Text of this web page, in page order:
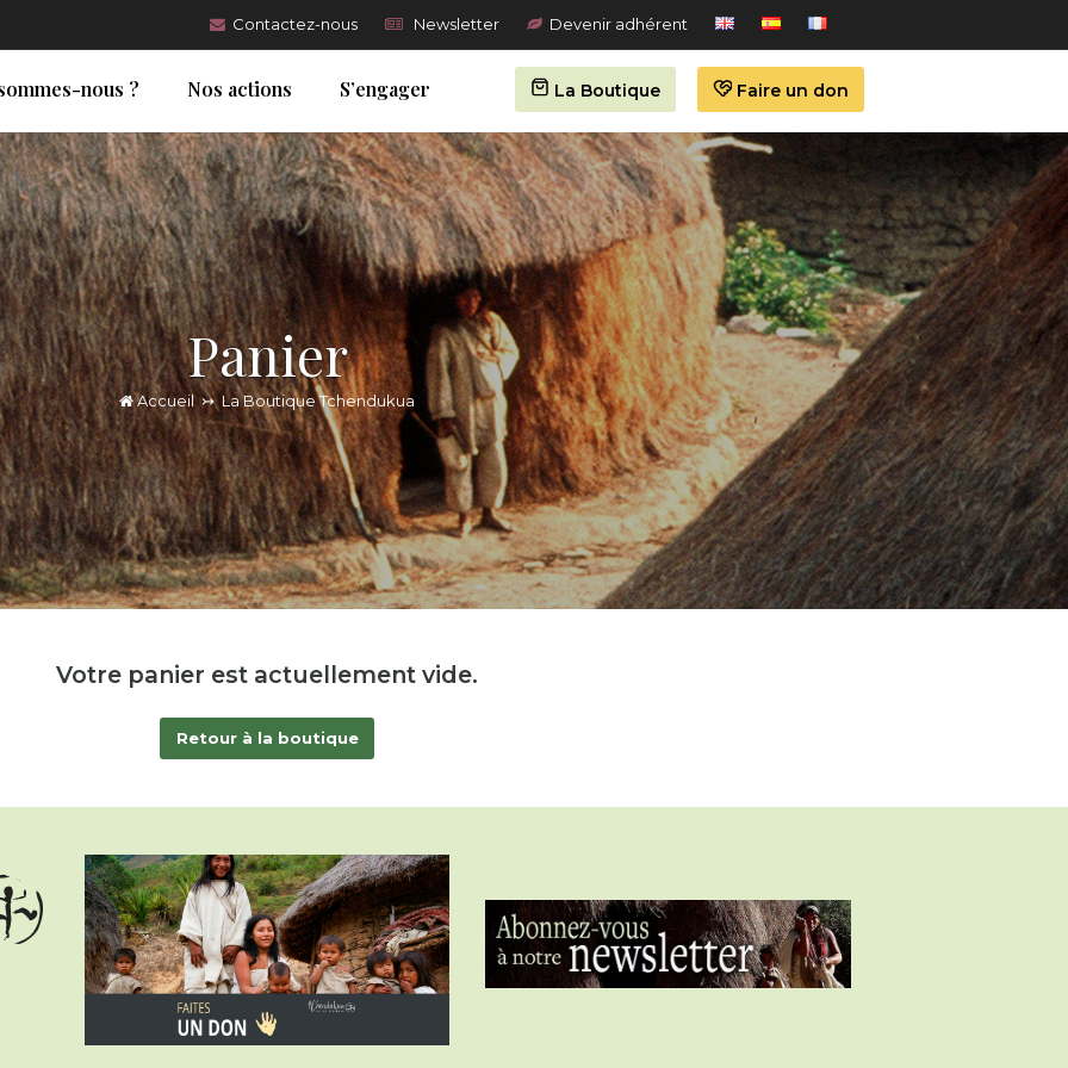
Contactez-nous Newsletter Devenir adhérent
nous ? Nos actions S’engager La Boutique Faire un don
Panier
Accueil ↣ La Boutique Tchendukua
Votre panier est actuellement vide.
Retour à la boutique